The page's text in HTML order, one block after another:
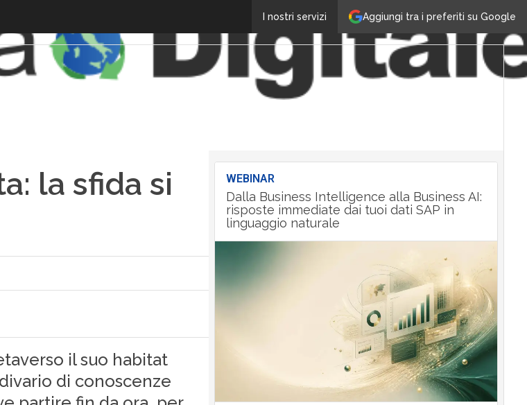
Aggiungi tra i preferiti su Google
I nostri servizi
la sfida si
il suo habitat
di conoscenze
WEBINAR
Dalla Business Intelligence alla Business AI:
risposte immediate dai tuoi dati SAP in
linguaggio naturale